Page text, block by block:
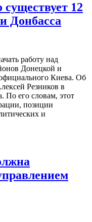
12
Донбасса
работу над
Донецкой и
Киева. Об
Резников в
По его словам, этот
позиции
и